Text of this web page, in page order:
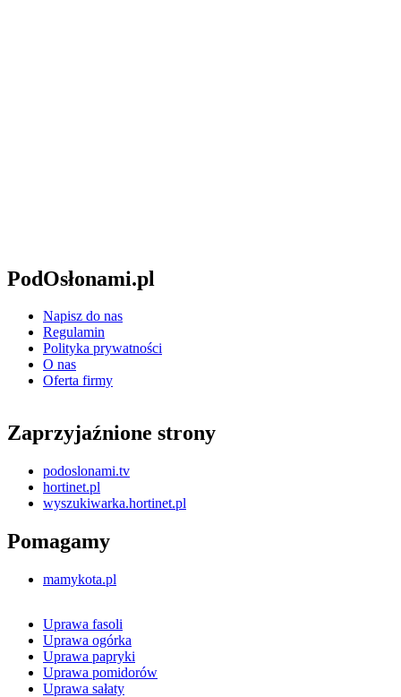
PodOsłonami.pl
Napisz do nas
Regulamin
Polityka prywatności
O nas
Oferta firmy
Zaprzyjaźnione strony
podoslonami.tv
hortinet.pl
wyszukiwarka.hortinet.pl
Pomagamy
mamykota.pl
Uprawa fasoli
Uprawa ogórka
Uprawa papryki
Uprawa pomidorów
Uprawa sałaty